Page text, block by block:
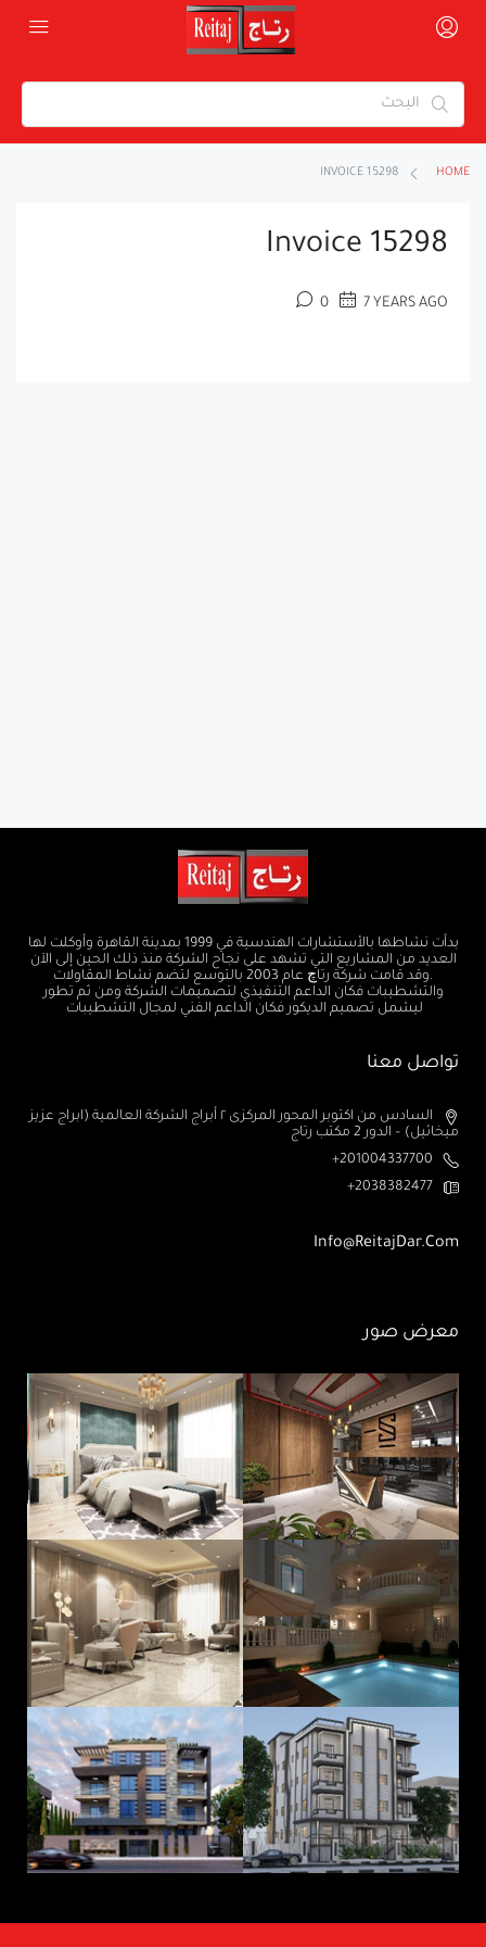
HOME
INVOICE 15298
Invoice 15298
7 YEARS AGO
0
بدأت نشاطها بالأستشارات الهندسية في 1999 بمدينة القاهرة وأوكلت لها
العديد من المشاريع التي تشهد على نجاح الشركة منذ ذلك الحين إلى الآن
.وقد قامت شركة رتاچ عام 2003 بالتوسع لتضم نشاط المقاولات
والتشطيبات فكان الداعم التنفيذي لتصميمات الشركة ومن ثم تطور
ليشمل تصميم الديكور فكان الداعم الفني لمجال التشطيبات
تواصل معنا
السادس من اكتوبر المحور المركزى ٢ أبراج الشركة العالمية (ابراج عزيز
ميخائيل) – الدور 2 مكتب رتاج
201004337700+
2038382477+
Info@ReitajDar.com
معرض صور